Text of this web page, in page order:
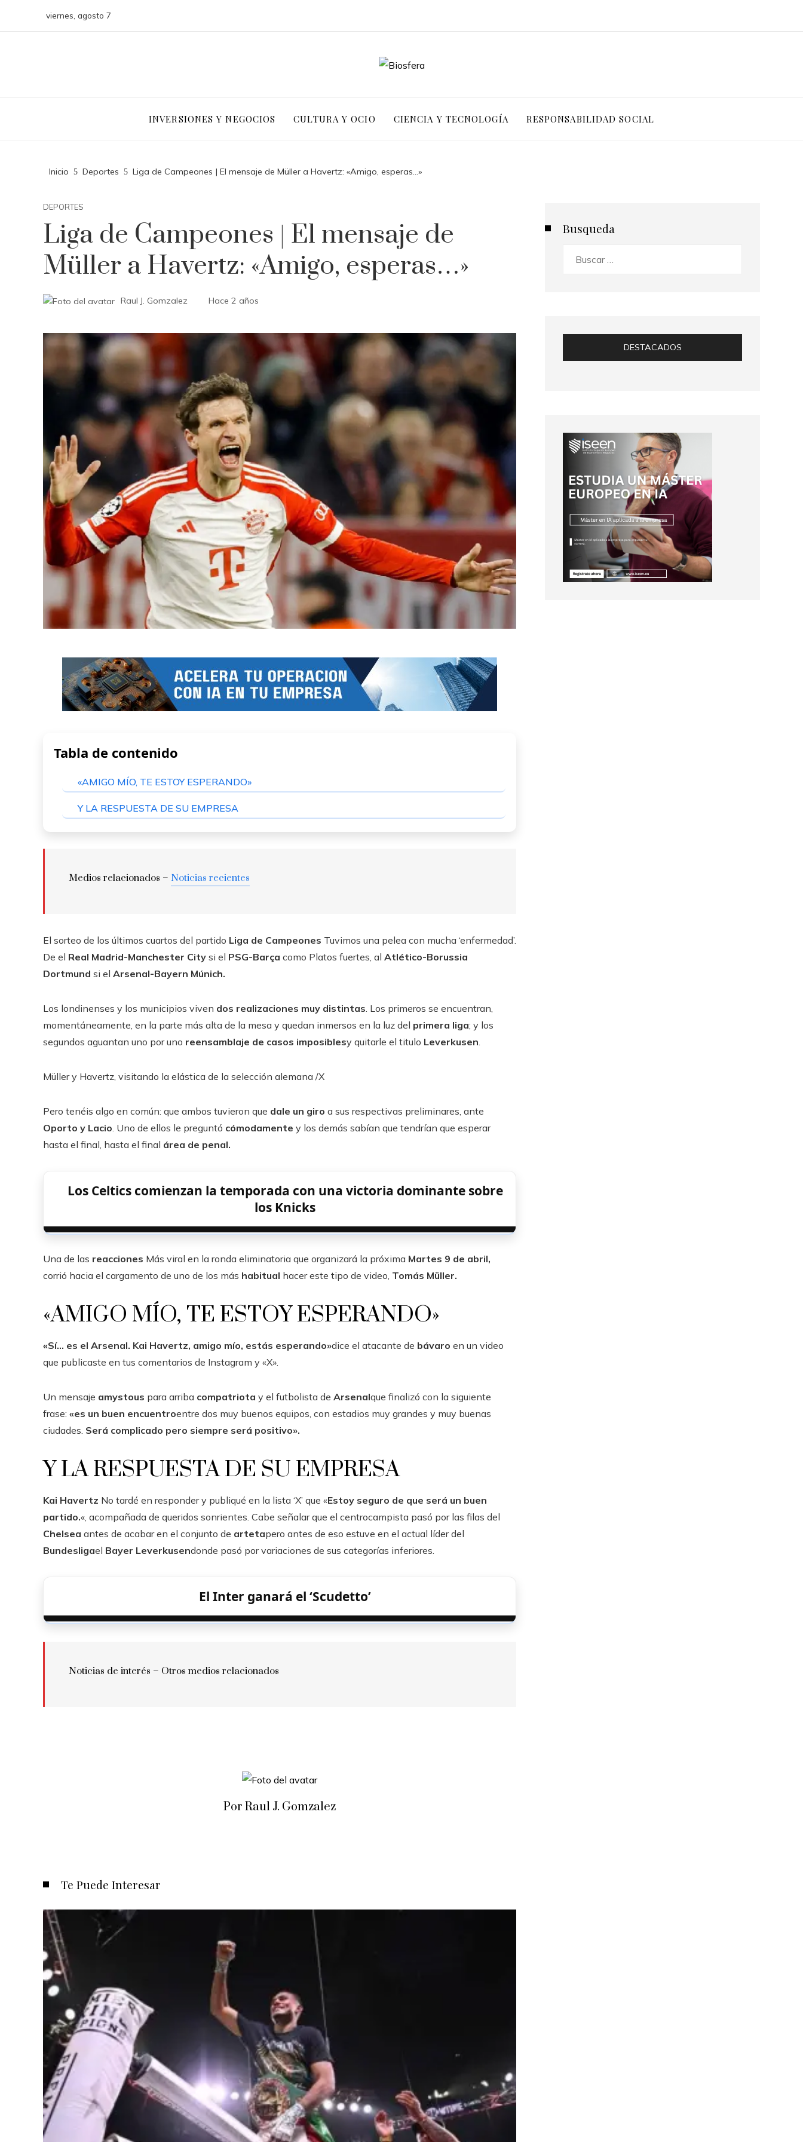
viernes, agosto 7
INVERSIONES Y NEGOCIOS CULTURA Y OCIO CIENCIA Y TECNOLOGÍA RESPONSABILIDAD SOCIAL
Inicio Deportes Liga de Campeones | El mensaje de Müller a Havertz: «Amigo, esperas…»
DEPORTES
Liga de Campeones | El mensaje de
Müller a Havertz: «Amigo, esperas…»
Raul J. Gomzalez Hace 2 años
Tabla de contenido
«AMIGO MÍO, TE ESTOY ESPERANDO»
Y LA RESPUESTA DE SU EMPRESA
Medios relacionados – Noticias recientes
El sorteo de los últimos cuartos del partido Liga de Campeones Tuvimos una pelea con mucha ‘enfermedad’.
De el Real Madrid-Manchester City si el PSG-Barça como Platos fuertes, al Atlético-Borussia
Dortmund si el Arsenal-Bayern Múnich.
Los londinenses y los municipios viven dos realizaciones muy distintas . Los primeros se encuentran,
momentáneamente, en la parte más alta de la mesa y quedan inmersos en la luz del primera liga; y los
segundos aguantan uno por uno reensamblaje de casos imposiblesy quitarle el titulo Leverkusen
Müller y Havertz, visitando la elástica de la selección alemana /X
Pero tenéis algo en común: que ambos tuvieron que dale un giro a sus respectivas preliminares, ante
Oporto y Lacio . Uno de ellos le preguntó cómodamente y los demás sabían que tendrían que esperar
hasta el final, hasta el final área de penal.
Los Celtics comienzan la temporada con una victoria dominante sobre
los Knicks
Una de las reacciones Más viral en la ronda eliminatoria que organizará la próxima Martes 9 de abril,
corrió hacia el cargamento de uno de los más habitual hacer este tipo de video, Tomás Müller.
«AMIGO MÍO, TE ESTOY ESPERANDO»
«Sí… es el Arsenal. Kai Havertz, amigo mío, estás esperando»dice el atacante de bávaro en un video
que publicaste en tus comentarios de Instagram y «X».
Un mensaje amystous para arriba compatriota y el futbolista de Arsenalque finalizó con la siguiente
frase: «es un buen encuentroentre dos muy buenos equipos, con estadios muy grandes y muy buenas
ciudades. Será complicado pero siempre será positivo».
Y LA RESPUESTA DE SU EMPRESA
Kai Havertz No tardé en responder y publiqué en la lista ‘X’ que «Estoy seguro de que será un buen
partido.«, acompañada de queridos sonrientes. Cabe señalar que el centrocampista pasó por las filas del
Chelsea antes de acabar en el conjunto de artetapero antes de eso estuve en el actual líder del
Bundesligael Bayer Leverkusendonde pasó por variaciones de sus categorías inferiores.
El Inter ganará el ‘Scudetto’
Noticias de interés – Otros medios relacionados
Por Raul J. Gomzalez
Te Puede Interesar
Busqueda
DESTACADOS